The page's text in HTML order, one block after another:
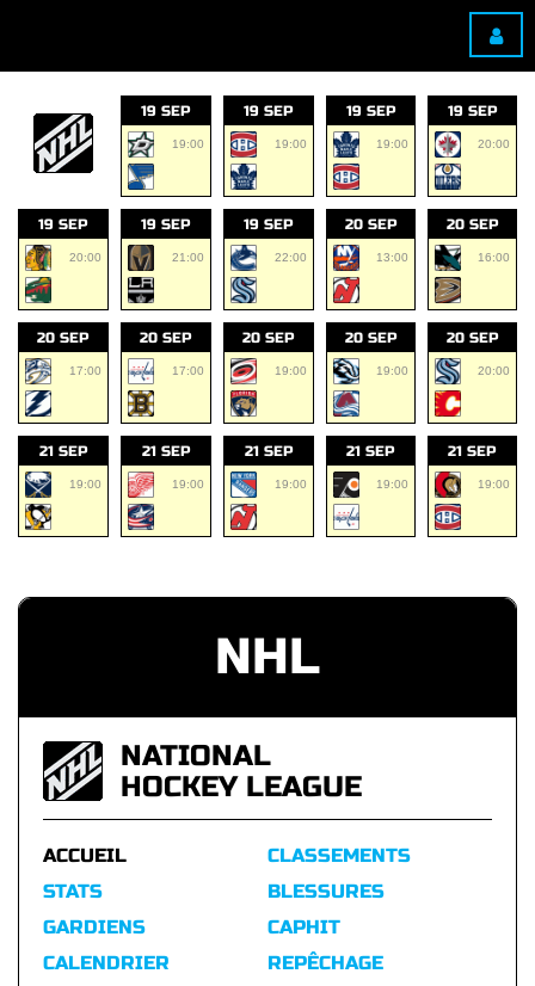
19 SEP
19:00
19 SEP
19:00
19 SEP
19:00
19 SEP
20:00
19 SEP
20:00
19 SEP
21:00
19 SEP
22:00
20 SEP
13:00
20 SEP
16:00
20 SEP
17:00
20 SEP
17:00
20 SEP
19:00
20 SEP
19:00
20 SEP
20:00
21 SEP
19:00
21 SEP
19:00
21 SEP
19:00
21 SEP
19:00
21 SEP
19:00
NHL
NATIONAL
HOCKEY LEAGUE
ACCUEIL
STATS
GARDIENS
CALENDRIER
CLASSEMENTS
BLESSURES
CAPHIT
REPÊCHAGE